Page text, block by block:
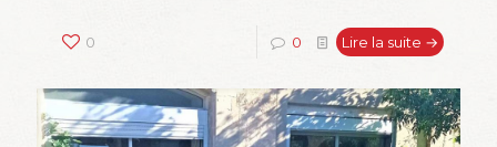
0 0 Lire la suite →